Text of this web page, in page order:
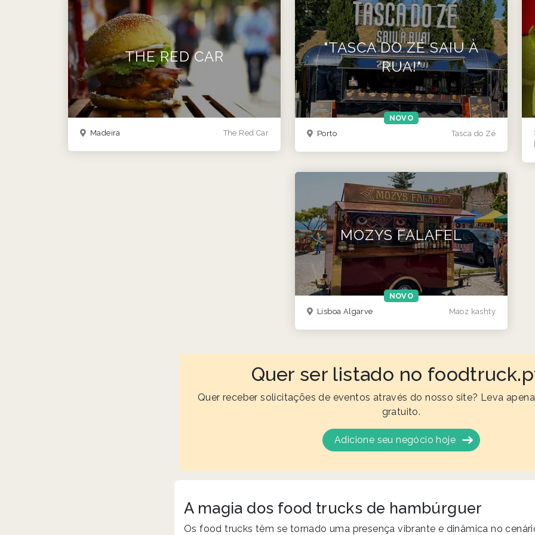
THE RED CAR
The Red Car
Madeira
NOVO
"TASCA DO ZÉ SAIU À
RUA!"
Tasca do Zé
Porto
NOVO
MOZYS FALAFEL
Maoz kashty
Lisboa Algarve
Quer ser listado no
Quer receber solicitações de eventos através do nosso site? Leva
gratuito.
Adicione seu negócio hoje
A magia dos food trucks de hambúrguer
Os food trucks têm se tornado uma presença vibrante e dinâmica no